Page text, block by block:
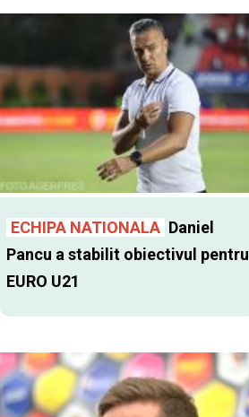
ECHIPA NATIONALA Daniel
Pancu a stabilit obiectivul pentru
EURO U21